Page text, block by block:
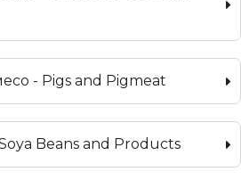
- Pigs and Pigmeat
Beans and Products